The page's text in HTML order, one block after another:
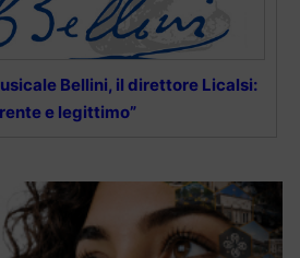
Bellini, il direttore Licalsi:
e legittimo”